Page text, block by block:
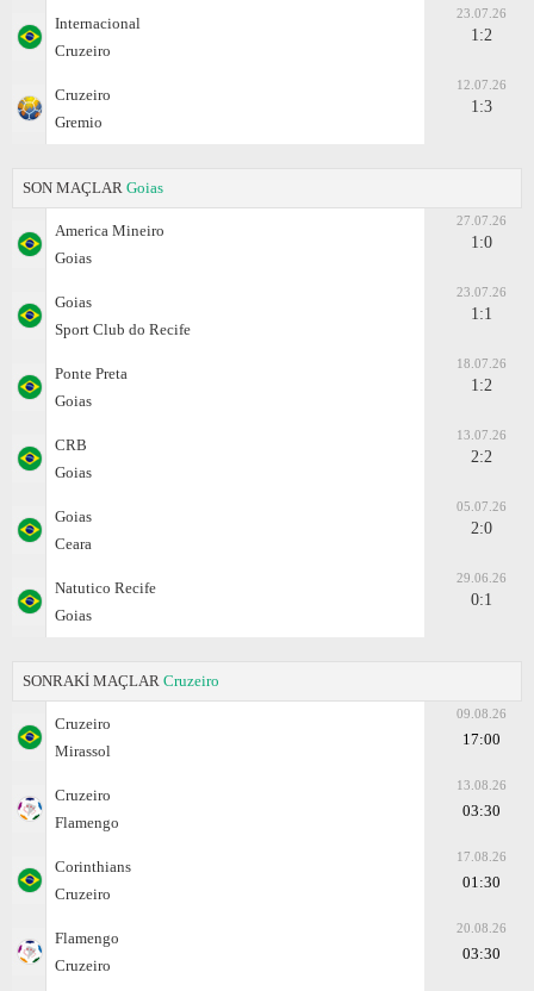
Internacional
Cruzeiro
23.07.26
1:2
Cruzeiro
Gremio
12.07.26
1:3
SON MAÇLAR Goias
Amеrica Mineiro
Goias
27.07.26
1:0
Goias
Sport Club do Recife
23.07.26
1:1
Ponte Preta
Goias
18.07.26
1:2
CRB
Goias
13.07.26
2:2
Goias
Ceara
05.07.26
2:0
Natutico Recife
Goias
29.06.26
0:1
SONRAKİ MAÇLAR Cruzeiro
Cruzeiro
Mirassol
09.08.26
17:00
Cruzeiro
Flamengo
13.08.26
03:30
Corinthians
Cruzeiro
17.08.26
01:30
Flamengo
Cruzeiro
20.08.26
03:30